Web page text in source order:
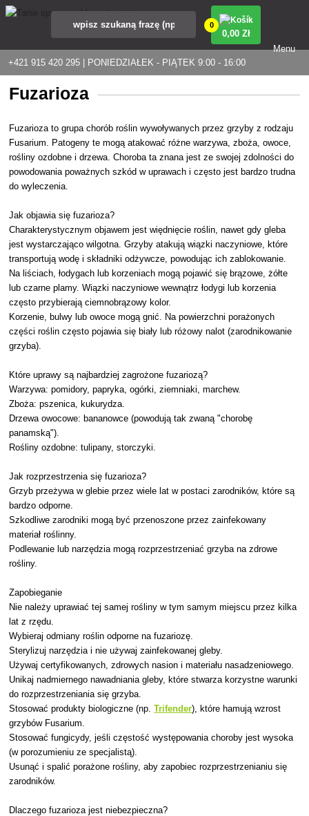
+421 915 420 295 | PONIEDZIAŁEK - PIĄTEK 9:00 - 16:00
0
0,00 Zł
Menu
Fuzarioza
Fuzarioza to grupa chorób roślin wywoływanych przez grzyby z rodzaju
Fusarium. Patogeny te mogą atakować różne warzywa, zboża, owoce,
rośliny ozdobne i drzewa. Choroba ta znana jest ze swojej zdolności do
powodowania poważnych szkód w uprawach i często jest bardzo trudna
do wyleczenia.
Jak objawia się fuzarioza?
Charakterystycznym objawem jest więdnięcie roślin, nawet gdy gleba
jest wystarczająco wilgotna. Grzyby atakują wiązki naczyniowe, które
transportują wodę i składniki odżywcze, powodując ich zablokowanie.
Na liściach, łodygach lub korzeniach mogą pojawić się brązowe, żółte
lub czarne plamy. Wiązki naczyniowe wewnątrz łodygi lub korzenia
często przybierają ciemnobrązowy kolor.
Korzenie, bulwy lub owoce mogą gnić. Na powierzchni porażonych
części roślin często pojawia się biały lub różowy nalot (zarodnikowanie
grzyba).
Które uprawy są najbardziej zagrożone fuzariozą?
Warzywa: pomidory, papryka, ogórki, ziemniaki, marchew.
Zboża: pszenica, kukurydza.
Drzewa owocowe: bananowce (powodują tak zwaną "chorobę
panamską").
Rośliny ozdobne: tulipany, storczyki.
Jak rozprzestrzenia się fuzarioza?
Grzyb przeżywa w glebie przez wiele lat w postaci zarodników, które są
bardzo odporne.
Szkodliwe zarodniki mogą być przenoszone przez zainfekowany
materiał roślinny.
Podlewanie lub narzędzia mogą rozprzestrzeniać grzyba na zdrowe
rośliny.
Zapobieganie
Nie należy uprawiać tej samej rośliny w tym samym miejscu przez kilka
lat z rzędu.
Wybieraj odmiany roślin odporne na fuzariozę.
Sterylizuj narzędzia i nie używaj zainfekowanej gleby.
Używaj certyfikowanych, zdrowych nasion i materiału nasadzeniowego.
Unikaj nadmiernego nawadniania gleby, które stwarza korzystne warunki
do rozprzestrzeniania się grzyba.
Stosować produkty biologiczne (np.Trifender), które hamują wzrost
grzybów Fusarium.
Stosować fungicydy, jeśli częstość występowania choroby jest wysoka
(w porozumieniu ze specjalistą).
Usunąć i spalić porażone rośliny, aby zapobiec rozprzestrzenianiu się
zarodników.
Dlaczego fuzarioza jest niebezpieczna?